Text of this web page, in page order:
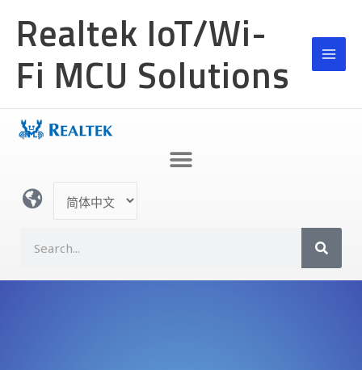
Realtek IoT/Wi-
Fi MCU Solutions
言
a